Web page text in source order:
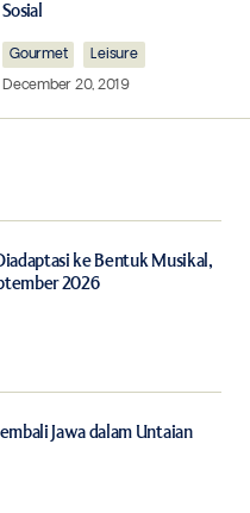
in this browser for
Sosial
Gourmet
Leisure
December 20, 2019
ke Bentuk Musikal,
2026
Jawa dalam Untaian